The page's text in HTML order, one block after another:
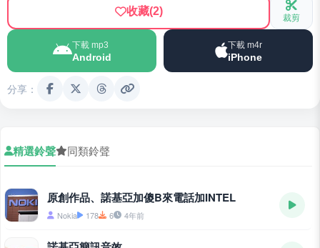
收藏(2) 裁剪
下載 mp3
Android
下載 m4r
iPhone
分享：
精選鈴聲 同類鈴聲
原創作品、諾基亞加傻B來電話加INTEL
Nokia 178 6 4年前